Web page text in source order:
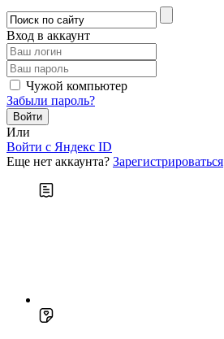
Вход в аккаунт
Чужой компьютер
Забыли пароль?
Или
Войти c Яндекс ID
Еще нет аккаунта? Зарегистрироваться